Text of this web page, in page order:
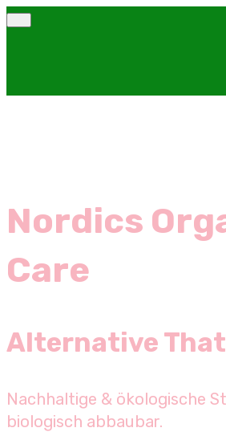
Nordics
Care
Alternative
Nachhaltige & ökologische
biologisch abbaubar.